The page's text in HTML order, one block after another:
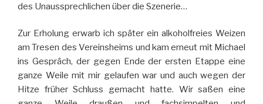
des Unaussprechlichen über die Szenerie…
Zur Erholung erwarb ich später ein alkoholfreies Weizen
am Tresen des Vereinsheims und kam erneut mit Michael
ins Gespräch, der gegen Ende der ersten Etappe eine
ganze Weile mit mir gelaufen war und auch wegen der
Hitze früher Schluss gemacht hatte. Wir saßen eine